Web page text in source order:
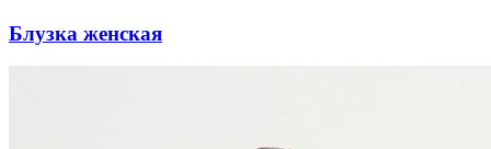
Блузка женская